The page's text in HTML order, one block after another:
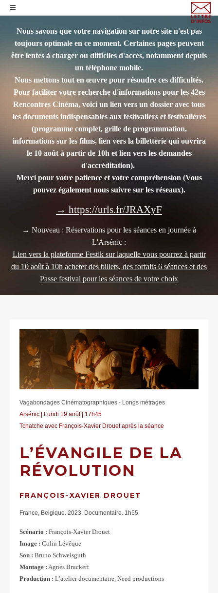
Nous savons que votre navigation sur notre site n'est pas
toujours optimale en ce moment. Certaines pages peuvent
être lentes à charger ou difficiles d'accès, notamment depuis
un téléphone mobile.
Nous mettons tout en œuvre pour résoudre ces difficultés.
Pour faciliter votre recherche d'informations pour les 42es
Rencontres Cinéma, voici un lien vers un dossier avec tous
les documents indispensables aux festivaliers et festivalières
(programme complet, grille de programmation,
informations sur les films, lien vers la billetterie qui ouvrira
le 10 août à partir de 10h et lien vers les demandes
d'accréditation).
Merci pour votre patience et votre compréhension (Vous
pouvez également nous suivre sur les réseaux).
→ https://urls.fr/JRAXyF
→ Nouveau : Réservations pour les séances en journée à
L'Arsénic :
Lien vers la plateforme Festik sur laquelle vous pourrez à partir
du 10 août à 10h acheter des billets, des forfaits 6 séances et des
Passe festival pour les séances de votre choix
Vagabondages Cinématographiques - Longs métrages
Arsénic | Lundi 19 août | 17h45
Tchatche avec François-Xavier Drouet après la séance
L’ÉVANGILE DE LA
RÉVOLUTION
FRANÇOIS-XAVIER DROUET
France, Belgique. 2023. Documentaire. 1h55
Scénario : François-Xavier Drouet
Image : Colin Lévêque
Son : Bruno Schweisguth
Montage : Agnès Bruckert
Production : L’atelier documentaire, Need productions